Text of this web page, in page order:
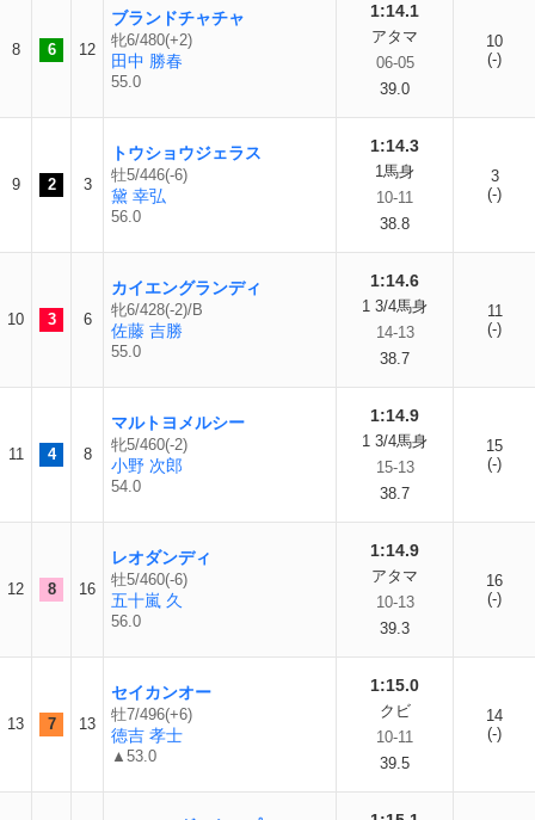
8 6 12
ブランドチャチャ
牝6/480(+2)
田中 勝春
55.0
1:14.1
アタマ
06-05
39.0
10
(-)
9 2 3
トウショウジェラス
牡5/446(-6)
黛 幸弘
56.0
1:14.3
1馬身
10-11
38.8
3
(-)
10 3 6
カイエングランディ
牝6/428(-2)/B
佐藤 吉勝
55.0
1:14.6
1 3/4馬身
14-13
38.7
11
(-)
11 4 8
マルトヨメルシー
牝5/460(-2)
小野 次郎
54.0
1:14.9
1 3/4馬身
15-13
38.7
15
(-)
12 8 16
レオダンディ
牡5/460(-6)
五十嵐 久
56.0
1:14.9
アタマ
10-13
39.3
16
(-)
13 7 13
セイカンオー
牡7/496(+6)
徳吉 孝士
▲53.0
1:15.0
クビ
10-11
39.5
14
(-)